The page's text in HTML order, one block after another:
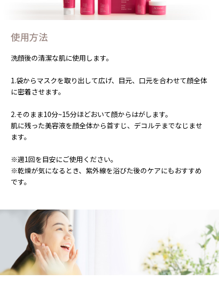
使用方法
洗顔後の清潔な肌に使用します。
1.袋からマスクを取り出して広げ、目元、口元を合わせて顔全体
に密着させます。
2.そのまま10分~15分ほどおいて顔からはがします。
肌に残った美容液を顔全体から首すじ、デコルテまでなじませ
ます。
※週1回を目安にご使用ください。
※乾燥が気になるとき、紫外線を浴びた後のケアにもおすすめ
です。